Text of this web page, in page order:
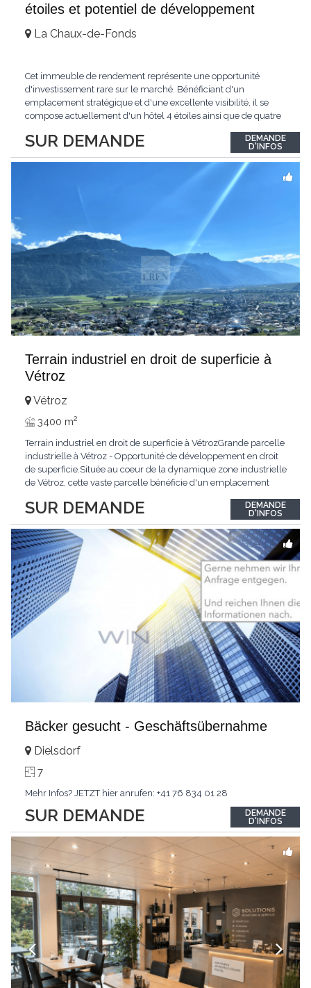
étoiles et potentiel de développement
SUR DEMANDE
La Chaux-de-Fonds
Cet immeuble de rendement représente une opportunité
d'investissement rare sur le marché. Bénéficiant d'un
emplacement stratégique et d'une excellente visibilité, il se
compose actuellement d'un hôtel 4 étoiles ainsi que de quatre
vitrines sur rue.L'hôtel génère un chiffre d'affaires stable et est
exploité par une équipe professionnelle...
DEMANDE
D'INFOS
Terrain industriel en droit de superficie à
Vétroz
SUR DEMANDE
Vétroz
3400 m2
Terrain industriel en droit de superficie à VétrozGrande parcelle
industrielle à Vétroz - Opportunité de développement en droit
de superficie.Située au coeur de la dynamique zone industrielle
de Vétroz, cette vaste parcelle bénéficie d'un emplacement
développement d'un projet immobilier à vocation industrielle,
artisanale, logistique ou...
DEMANDE
D'INFOS
Bäcker gesucht - Geschäftsübernahme
SUR DEMANDE
Dielsdorf
7
Mehr Infos? JETZT hier anrufen: +41 76 834 01 28
DEMANDE
D'INFOS